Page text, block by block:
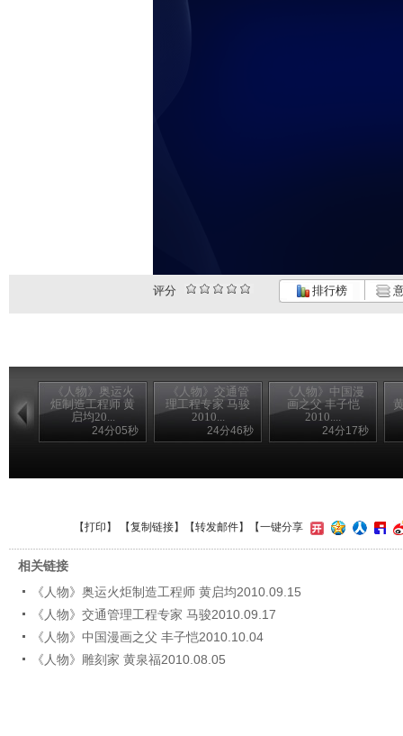
评分 排行榜
《人物》奥运火
炬制造工程师 黄
启均20...
24分05秒
《人物》交通管
理工程专家 马骏
2010...
24分46秒
《人物》中国漫
画之父 丰子恺
2010....
24分17秒
【打印 】 【复制链接】【转发邮件】 【一键分享
相关链接
《人物》奥运火炬制造工程师 黄启均2010.09.15
《人物》交通管理工程专家 马骏2010.09.17
《人物》中国漫画之父 丰子恺2010.10.04
《人物》雕刻家 黄泉福2010.08.05